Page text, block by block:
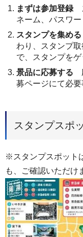
まずは参加登録
ネーム、パスワ
スタンプを集める
わり、スタンプ
で、スタンプをゲ
景品に応募する
募ページにて必
スタンプスポ
※スタンプスポット
も、ご確認いただけ